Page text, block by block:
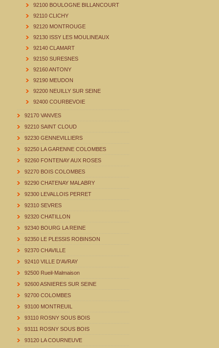
92100 BOULOGNE BILLANCOURT
92110 CLICHY
92120 MONTROUGE
92130 ISSY LES MOULINEAUX
92140 CLAMART
92150 SURESNES
92160 ANTONY
92190 MEUDON
92200 NEUILLY SUR SEINE
92400 COURBEVOIE
92170 VANVES
92210 SAINT CLOUD
92230 GENNEVILLIERS
92250 LA GARENNE COLOMBES
92260 FONTENAY AUX ROSES
92270 BOIS COLOMBES
92290 CHATENAY MALABRY
92300 LEVALLOIS PERRET
92310 SEVRES
92320 CHATILLON
92340 BOURG LA REINE
92350 LE PLESSIS ROBINSON
92370 CHAVILLE
92410 VILLE D'AVRAY
92500 Rueil-Malmaison
92600 ASNIERES SUR SEINE
92700 COLOMBES
93100 MONTREUIL
93110 ROSNY SOUS BOIS
93111 ROSNY SOUS BOIS
93120 LA COURNEUVE